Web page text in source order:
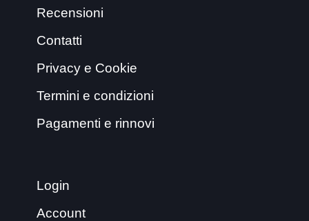
Recensioni
Contatti
Privacy e Cookie
Termini e condizioni
Pagamenti e rinnovi
Login
Account